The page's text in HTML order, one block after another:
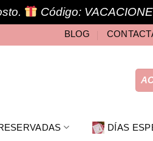
Código:
BLOG
DÍAS